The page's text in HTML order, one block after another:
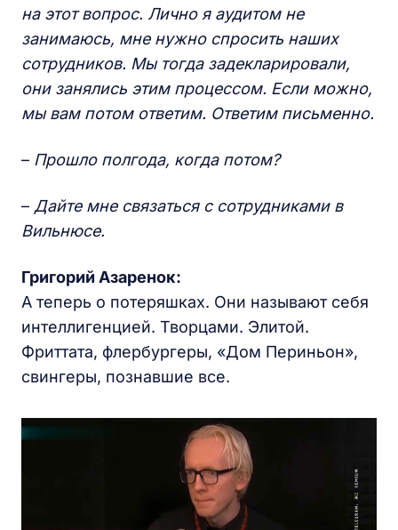
на этот вопрос. Лично я аудитом не
занимаюсь, мне нужно спросить наших
сотрудников. Мы тогда задекларировали,
они занялись этим процессом. Если можно,
мы вам потом ответим. Ответим письменно.
– Прошло полгода, когда потом?
– Дайте мне связаться с сотрудниками в
Вильнюсе.
Григорий Азаренок:
А теперь о потеряшках. Они называют себя
интеллигенцией. Творцами. Элитой.
Фриттата, флербургеры, «Дом Периньон»,
свингеры, познавшие все.